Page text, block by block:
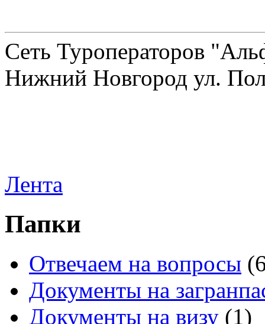
Сеть Туроператоров
Нижний Новгород ул.
Лента
Папки
Отвечаем на вопросы
Документы на
Документы на визу (1)